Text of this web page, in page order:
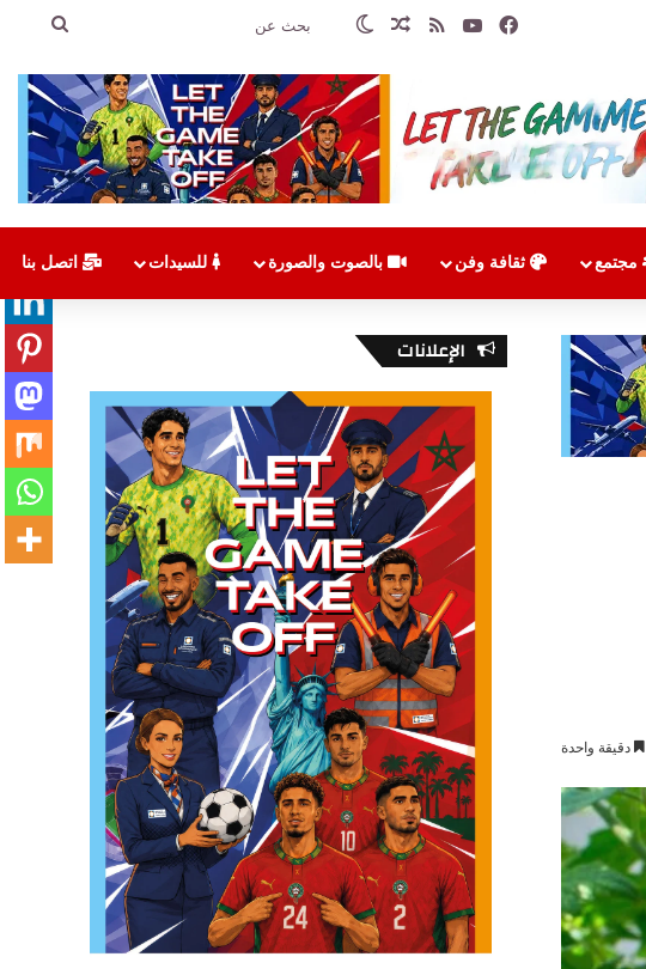
فيسبوك‫YouTubeملخص الموقع RSS
مقال عشوائي
الوضع المظلم
مجتمع ثقافة وفن بالصوت والصورة للسيدات اتصل بنا
دقيقة واحدة
الإعلانات